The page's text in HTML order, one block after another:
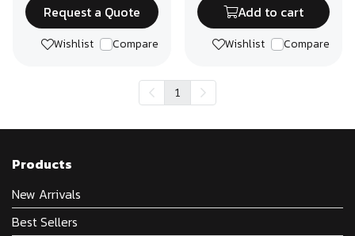
Request a Quote
Wishlist Compare
Add to cart
Wishlist Compare
1
Products
New Arrivals
Best Sellers